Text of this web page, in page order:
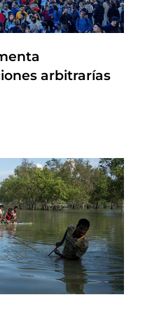
arbitrarías